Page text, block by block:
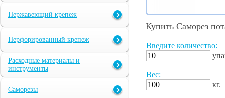
Нержавеющий крепеж
Перфорированный крепеж
Расходные материалы и
инструменты
Саморезы
Купить Саморез
Введите количество:
Вес:
кг.